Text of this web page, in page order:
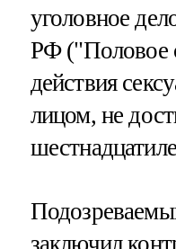
уголовное
РФ ("Половое
действия
лицом, не
заключил